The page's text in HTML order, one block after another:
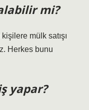
mi?
mülk satışı
Herkes bunu
yapar?